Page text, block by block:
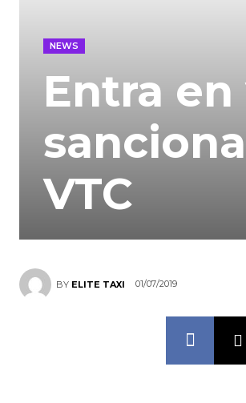
NEWS
Entra
VTC
BY ELITE TAXI 01/07/2019